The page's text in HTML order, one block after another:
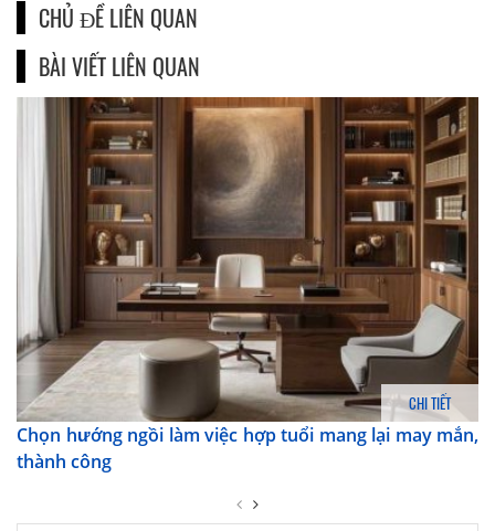
CHỦ ĐỀ LIÊN QUAN
BÀI VIẾT LIÊN QUAN
CHI TIẾT
Chọn hướng ngồi làm việc hợp tuổi mang lại may mắn,
thành công